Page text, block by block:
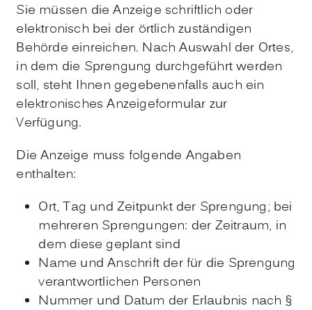
Sie müssen die Anzeige schriftlich oder
elektronisch bei der örtlich zuständigen
Behörde einreichen. Nach Auswahl der Ortes,
in dem die Sprengung durchgeführt werden
soll, steht Ihnen gegebenenfalls auch ein
elektronisches Anzeigeformular zur
Verfügung.
Die Anzeige muss folgende Angaben
enthalten:
Ort, Tag und Zeitpunkt der Sprengung; bei
mehreren Sprengungen: der Zeitraum, in
dem diese geplant sind
Name und Anschrift der für die Sprengung
verantwortlichen Personen
Nummer und Datum der Erlaubnis nach §